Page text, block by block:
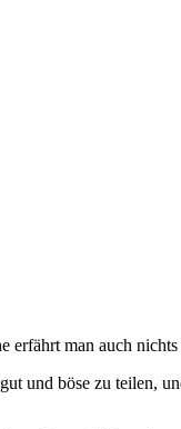
man auch
und böse zu teilen,